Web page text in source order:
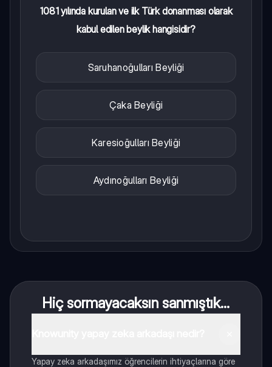
1081 yılında kurulan ve ilk Türk donanması olarak
kabul edilen beylik hangisidir?
Saruhanoğulları Beyliği
Çaka Beyliği
Karesioğulları Beyliği
Aydınoğulları Beyliği
Hiç sormayacaksın sanmıştık...
Yapay zeka arkadaşımız öğrencilerin ihtiyaçlarına göre